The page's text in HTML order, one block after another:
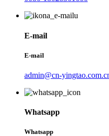
E-mail
E-mail
admin@cn-
Whatsapp
Whatsapp